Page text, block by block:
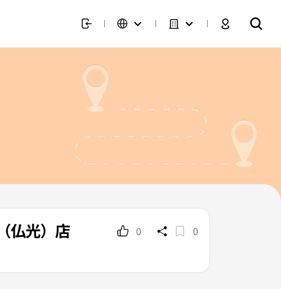
仏光）店
0 0